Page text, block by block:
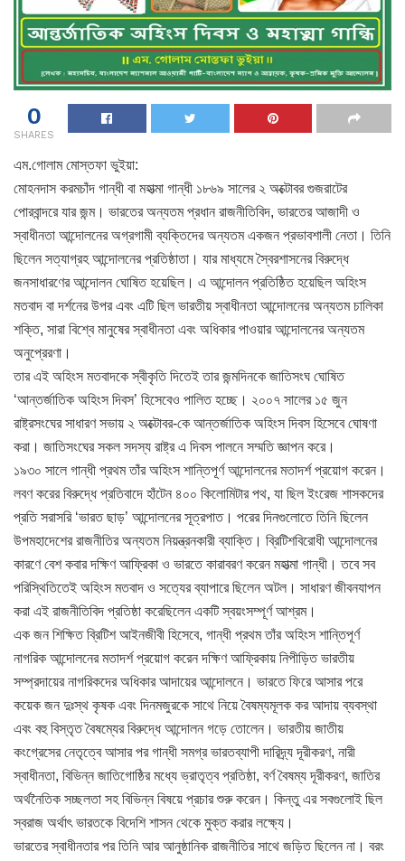
0
SHARES
এম.গোলাম মোস্তফা ভুইয়া:
মোহনদাস করমচাঁদ গান্ধী বা মহাত্মা গান্ধী ১৮৬৯ সালের ২ অক্টোবর গুজরাটের
পোরবান্দরে যার জন্ম। ভারতের অন্যতম প্রধান রাজনীতিবিদ, ভারতের আজাদী ও
স্বাধীনতা আন্দোলনের অগ্রগামী ব্যক্তিদের অন্যতম একজন প্রভাবশালী নেতা। তিনি
ছিলেন সত্যাগ্রহ আন্দোলনের প্রতিষ্ঠাতা। যার মাধ্যমে স্বৈরশাসনের বিরুদ্ধে
জনসাধারণের আন্দোলন ঘোষিত হয়েছিল। এ আন্দোলন প্রতিষ্ঠিত হয়েছিল অহিংস
মতবাদ বা দর্শনের উপর এবং এটি ছিল ভারতীয় স্বাধীনতা আন্দোলনের অন্যতম চালিকা
শক্তি, সারা বিশ্বে মানুষের স্বাধীনতা এবং অধিকার পাওয়ার আন্দোলনের অন্যতম
অনুপ্রেরণা।
তার এই অহিংস মতবাদকে স্বীকৃতি দিতেই তার জন্মদিনকে জাতিসংঘ ঘোষিত
‘আন্তর্জাতিক অহিংস দিবস’ হিসেবেও পালিত হচ্ছে। ২০০৭ সালের ১৫ জুন
রাষ্ট্রসংঘের সাধারণ সভায় ২ অক্টোবর-কে আন্তর্জাতিক অহিংস দিবস হিসেবে ঘোষণা
করা। জাতিসংঘের সকল সদস্য রাষ্ট্র এ দিবস পালনে সম্মতি জ্ঞাপন করে।
১৯৩০ সালে গান্ধী প্রথম তাঁর অহিংস শান্তিপূর্ণ আন্দোলনের মতাদর্শ প্রয়োগ করেন।
লবণ করের বিরুদ্ধে প্রতিবাদে হাঁটেন ৪০০ কিলোমিটার পথ, যা ছিল ইংরেজ শাসকদের
প্রতি সরাসরি ‘ভারত ছাড়’ আন্দোলনের সূত্রপাত। পরের দিনগুলোতে তিনি ছিলেন
উপমহাদেশের রাজনীতির অন্যতম নিয়ন্ত্রনকারী ব্যাক্তি। ব্রিটিশবিরোধী আন্দোলনের
কারণে বেশ কবার দক্ষিণ আফ্রিকা ও ভারতে কারাবরণ করেন মহাত্মা গান্ধী। তবে সব
পরিস্থিতিতেই অহিংস মতবাদ ও সত্যের ব্যাপারে ছিলেন অটল। সাধারণ জীবনযাপন
করা এই রাজনীতিবিদ প্রতিষ্ঠা করেছিলেন একটি স্বয়ংসম্পূর্ণ আশ্রম।
এক জন শিক্ষিত ব্রিটিশ আইনজীবী হিসেবে, গান্ধী প্রথম তাঁর অহিংস শান্তিপূর্ণ
নাগরিক আন্দোলনের মতাদর্শ প্রয়োগ করেন দক্ষিণ আফ্রিকায় নিপীড়িত ভারতীয়
সম্প্রদায়ের নাগরিকদের অধিকার আদায়ের আন্দোলনে। ভারতে ফিরে আসার পরে
কয়েক জন দুঃস্থ কৃষক এবং দিনমজুরকে সাথে নিয়ে বৈষম্যমূলক কর আদায় ব্যবস্থা
এবং বহু বিস্তৃত বৈষম্যের বিরুদ্ধে আন্দোলন গড়ে তোলেন। ভারতীয় জাতীয়
কংগ্রেসের নেতৃত্বে আসার পর গান্ধী সমগ্র ভারতব্যাপী দারিদ্র্য দূরীকরণ, নারী
স্বাধীনতা, বিভিন্ন জাতিগোষ্ঠির মধ্যে ভ্রাতৃত্ব প্রতিষ্ঠা, বর্ণ বৈষম্য দূরীকরণ, জাতির
অর্থনৈতিক সচ্ছলতা সহ বিভিন্ন বিষয়ে প্রচার শুরু করেন। কিন্তু এর সবগুলোই ছিল
স্বরাজ অর্থাৎ ভারতকে বিদেশি শাসন থেকে মুক্ত করার লক্ষ্যে।
ভারতের স্বাধীনতার পর তিনি আর আনুষ্ঠানিক রাজনীতির সাথে জড়িত ছিলেন না। বরং